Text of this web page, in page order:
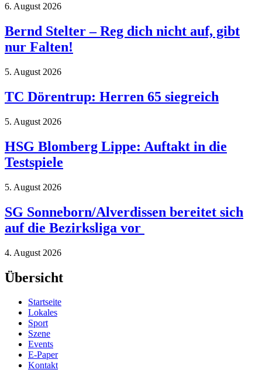
6. August 2026
Bernd Stelter – Reg dich nicht auf, gibt
nur Falten!
5. August 2026
TC Dörentrup: Herren 65 siegreich
5. August 2026
HSG Blomberg Lippe: Auftakt in die
Testspiele
5. August 2026
SG Sonneborn/Alverdissen bereitet sich
auf die Bezirksliga vor
4. August 2026
Übersicht
Startseite
Lokales
Sport
Szene
Events
E-Paper
Kontakt